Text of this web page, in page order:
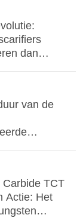
dan
van de
TCT
Actie: Het